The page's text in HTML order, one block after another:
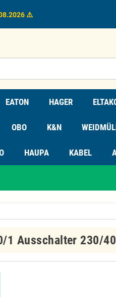
⚠️
EATON HAGER
OBO K&N
HAUPA KABEL
1 Ausschalter 230/